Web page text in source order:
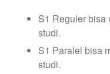
S1 Reguler bisa
studi.
S1 Paralel bisa
studi.